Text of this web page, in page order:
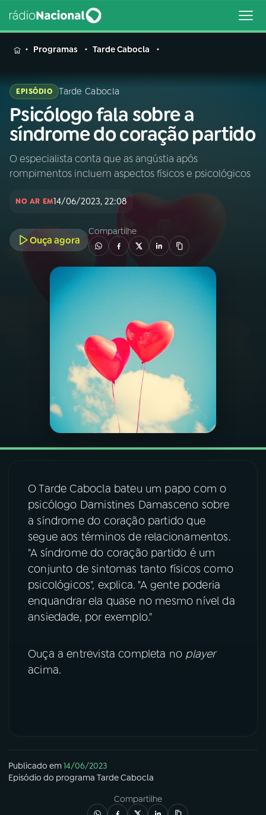
MENU
Buscar
na
Rádio
Nacional
Buscar
AO VIVO
PROGRAMAÇÃO
PROGRAMAS
PODCASTS
VIDEOCASTS
07ÚLTIMAS
08FESTIVAL DE MÚSICA
ACOMPANHE A RÁDIO NACIONAL
YouTube Facebook
Instagram X
TikTok
Programas Tarde Cabocla
EPISÓDIO Tarde Cabocla
Psicólogo fala sobre a
síndrome do coração partido
O especialista conta que as angústia após
rompimentos incluem aspectos físicos e psicológicos
NO AR EM14/06/2023, 22:08
Ouça agora
Compartilhe
O Tarde Cabocla bateu um papo com o
psicólogo Damistines Damasceno sobre
a síndrome do coração partido que
segue aos términos de relacionamentos.
"A síndrome do coração partido é um
conjunto de sintomas tanto físicos como
psicológicos", explica. "A gente poderia
enquandrar ela quase no mesmo nível da
ansiedade, por exemplo."
Ouça a entrevista completa no player
acima.
Publicado em14/06/2023
Episódio do programa Tarde Cabocla
Compartilhe